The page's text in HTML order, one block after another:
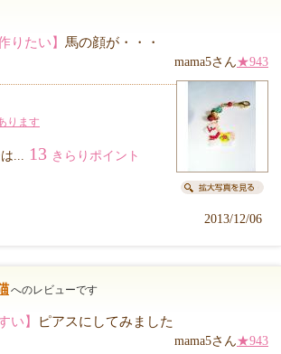
りたい】 馬の顔が・・・
mama5さん★943
ります
... 13 きらりポイント
2013/12/06
へのレビューです
い】 ピアスにしてみました
mama5さん★943